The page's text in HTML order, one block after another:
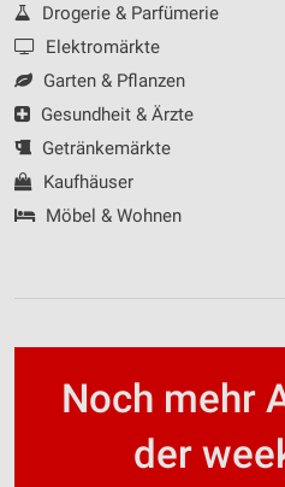
Drogerie & Parfümerie
Elektromärkte
Garten & Pflanzen
Gesundheit & Ärzte
Getränkemärkte
Kaufhäuser
Möbel & Wohnen
Noch mehr
der